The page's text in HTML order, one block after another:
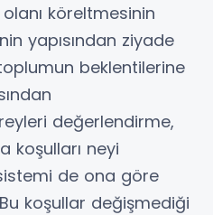
köreltmesinin
yapısından ziyade
beklentilerine
değerlendirme,
neyi
de ona göre
koşullar değişmediği